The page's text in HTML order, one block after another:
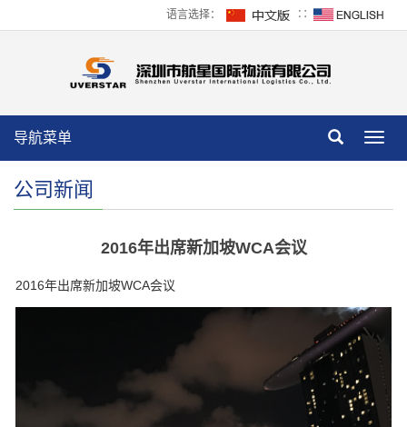
语言选择： ∷
导航菜单
公司新闻
2016年出席新加坡WCA会议
2016年出席新加坡WCA会议